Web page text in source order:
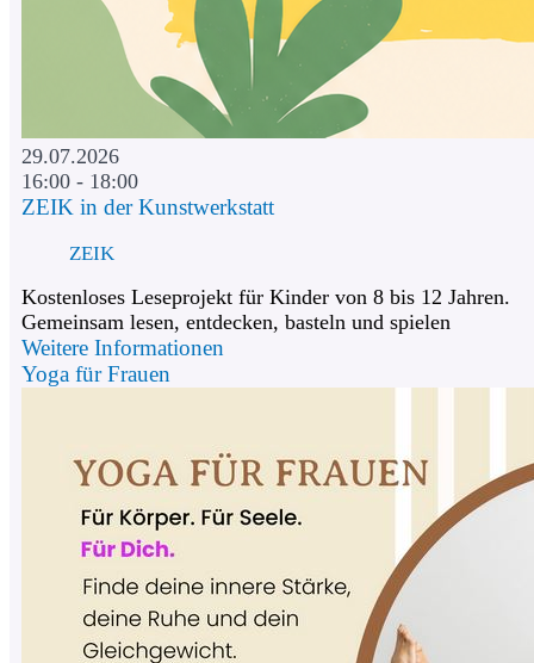
29.07.2026
16:00 - 18:00
ZEIK in der Kunstwerkstatt
ZEIK
Kostenloses Leseprojekt für Kinder von 8 bis 12 Jahren.
Gemeinsam lesen, entdecken, basteln und spielen
Weitere Informationen
Yoga für Frauen